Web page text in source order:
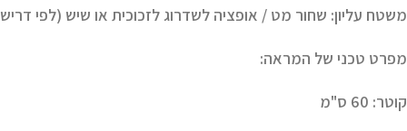
משטח עליון: שחור מט / אופציה לשדרוג לזכוכית או שיש (לפי
מפרט טכני של המראה:
קוטר: